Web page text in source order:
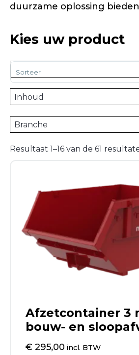
duurzame oplossing
Kies uw product
Sorteer producten
Resultaat 1–16 van de 61
Afzetcontainer 3
bouw- en
€ 295,00 incl. BTW